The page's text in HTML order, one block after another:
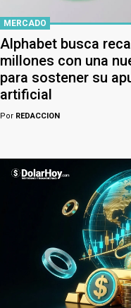
MERCADO
Alphabet busca
millones con una
para sostener su
artificial
Por REDACCION